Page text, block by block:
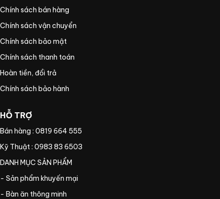
Chính sách bán hàng
Chính sách vận chuyển
Chính sách bảo mật
Chính sách thanh toán
Hoàn tiền, đổi trả
Chính sách bảo hành
HỖ TRỢ
Bán hàng : 0819 664 555
Kỹ Thuật : 0983 83 6503
DANH MỤC SẢN PHẨM
- Sản phẩm khuyến mại
- Bàn ăn thông minh